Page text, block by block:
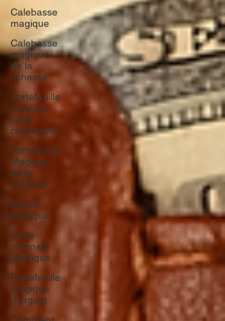
Calebasse
magique
Calebasse
magique
de la
richesse
Portefeuille
magique
sans
conséquen
Portefeuille
Magique
de la
richesse
Bedou
Magique
Porte-
monnaie
Mystique
Portefeuille
magique
d'argent